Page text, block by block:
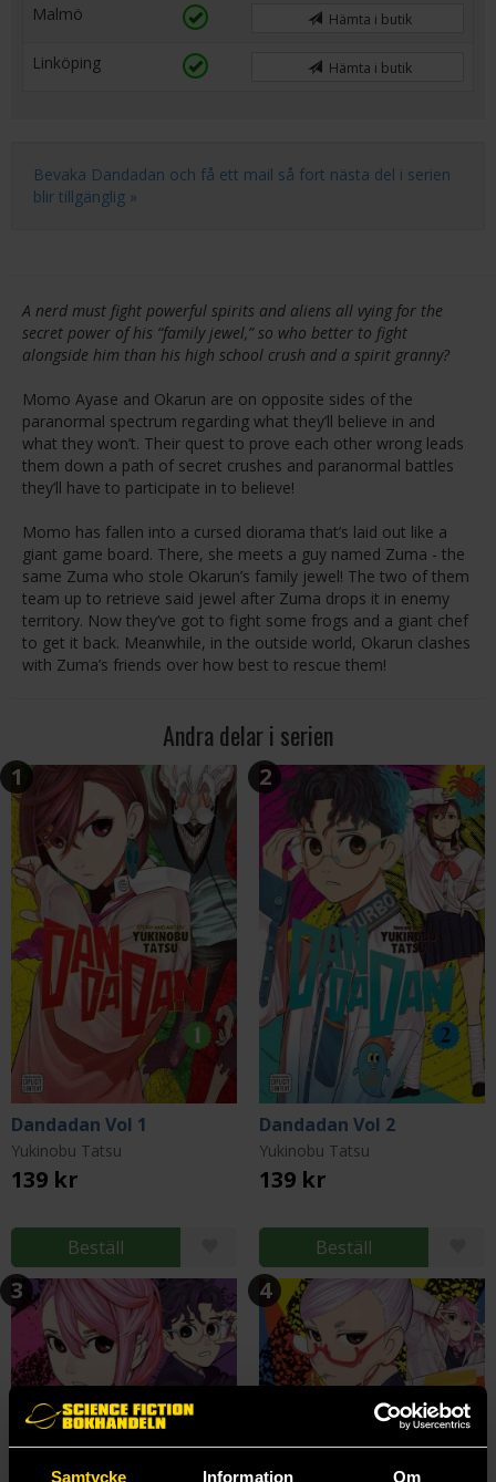
Samtycke Information Om
Malmö Hämta i butik
Linköping Hämta i butik
Bevaka Dandadan och få ett mail så fort nästa del i serien
blir tillgänglig »
A nerd must fight powerful spirits and aliens all vying for the
secret power of his “family jewel,” so who better to fight
alongside him than his high school crush and a spirit granny?
Momo Ayase and Okarun are on opposite sides of the
paranormal spectrum regarding what they’ll believe in and
what they won’t. Their quest to prove each other wrong leads
them down a path of secret crushes and paranormal battles
they’ll have to participate in to believe!
Momo has fallen into a cursed diorama that’s laid out like a
giant game board. There, she meets a guy named Zuma - the
same Zuma who stole Okarun’s family jewel! The two of them
team up to retrieve said jewel after Zuma drops it in enemy
territory. Now they’ve got to fight some frogs and a giant chef
to get it back. Meanwhile, in the outside world, Okarun clashes
with Zuma’s friends over how best to rescue them!
Andra delar i serien
1
Dandadan Vol 1
Yukinobu Tatsu
139 kr
Beställ
2
Dandadan Vol 2
Yukinobu Tatsu
139 kr
Beställ
3 4